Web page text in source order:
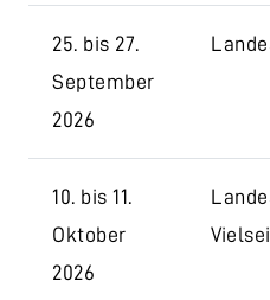
25. bis 27.
September
2026
10. bis 11.
Oktober
2026